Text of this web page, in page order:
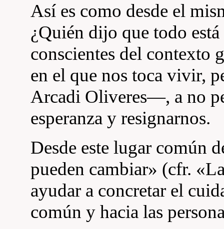
Así es como desde el
¿Quién dijo que todo
conscientes del contexto
en el que nos toca vivir,
Arcadi Oliveres—, a no
esperanza y resignarnos.
Desde este lugar común
pueden cambiar» (cfr.
ayudar a concretar el
común y hacia las